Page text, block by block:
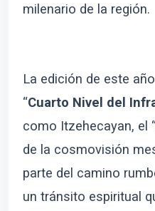
milenario de la región.
La edición de este
“Cuarto Nivel del
como Itzehecayan, el
de la cosmovisión
parte del camino
un tránsito espiritual